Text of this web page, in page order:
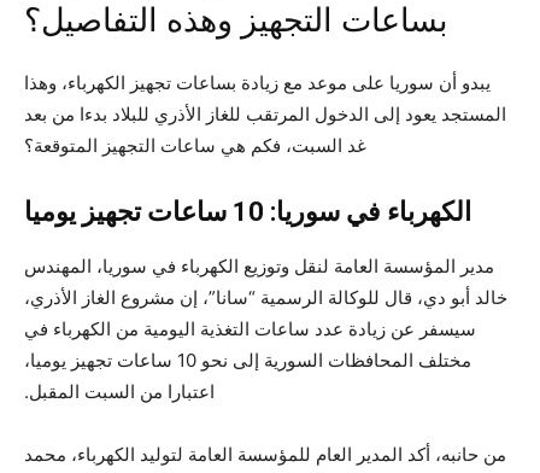
بساعات التجهيز وهذه التفاصيل؟
يبدو أن سوريا على موعد مع زيادة بساعات تجهيز الكهرباء، وهذا
المستجد يعود إلى الدخول المرتقب للغاز الأذري للبلاد بدءا من بعد
غد السبت، فكم هي ساعات التجهيز المتوقعة؟
الكهرباء في سوريا: 10 ساعات تجهيز يوميا
مدير المؤسسة العامة لنقل وتوزيع الكهرباء في سوريا، المهندس
خالد أبو دي، قال للوكالة الرسمية “سانا”، إن مشروع الغاز الأذري،
سيسفر عن زيادة عدد ساعات التغذية اليومية من الكهرباء في
مختلف المحافظات السورية إلى نحو 10 ساعات تجهيز يوميا،
اعتبارا من السبت المقبل.
من حانبه، أكد المدير العام للمؤسسة العامة لتوليد الكهرباء، محمد